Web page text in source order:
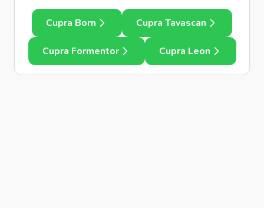
Cupra Born Cupra Tavascan
Cupra Formentor Cupra Leon